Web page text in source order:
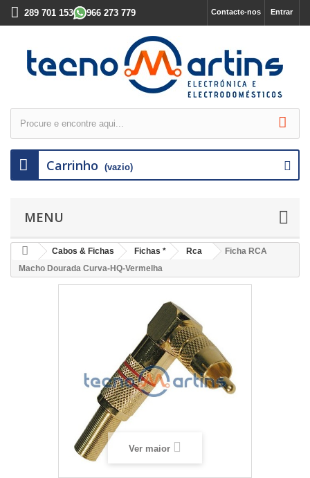
Entrar
Contacte-nos
289 701 153 966 273 779
Carrinho (vazio)
MENU
Cabos & Fichas Fichas * Rca
Ficha RCA
Macho Dourada Curva-HQ-Vermelha
Ver maior